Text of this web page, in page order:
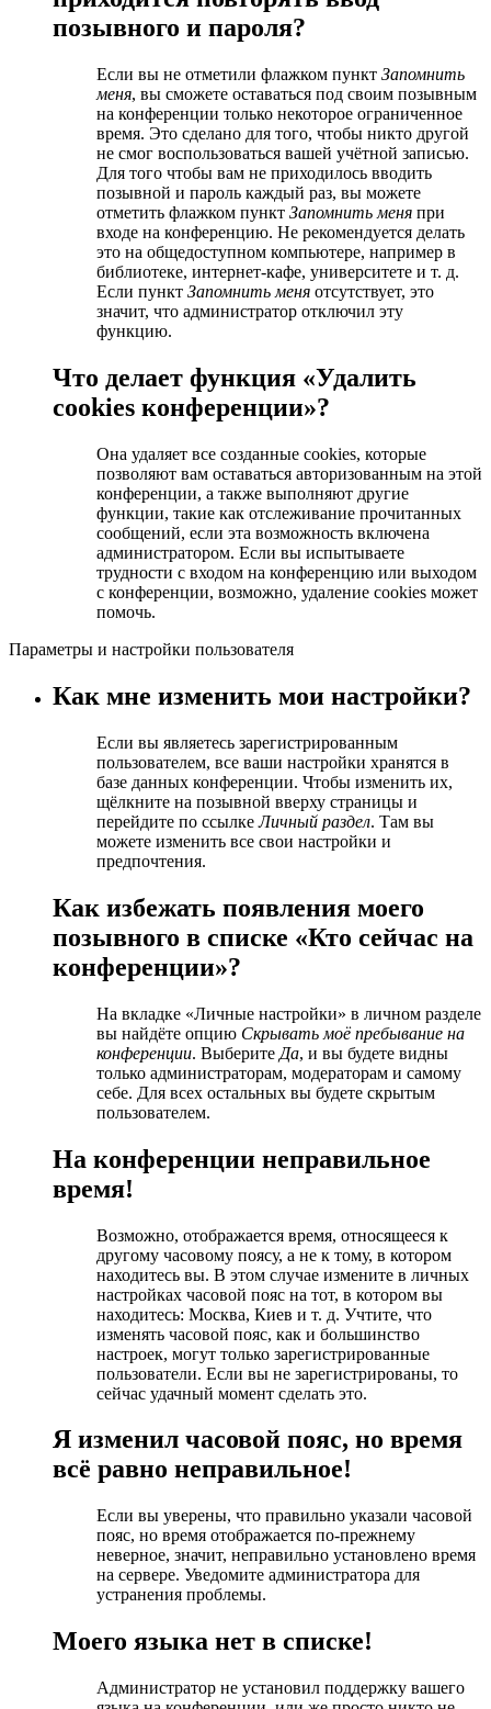
позывного и пароля?
Если вы не отметили флажком пункт Запомнить
меня, вы сможете оставаться под своим позывным
на конференции только некоторое ограниченное
время. Это сделано для того, чтобы никто другой
не смог воспользоваться вашей учётной записью.
Для того чтобы вам не приходилось вводить
позывной и пароль каждый раз, вы можете
отметить флажком пункт Запомнить меня при
входе на конференцию. Не рекомендуется делать
это на общедоступном компьютере, например в
библиотеке, интернет-кафе, университете и т. д.
Если пункт Запомнить меня отсутствует, это
значит, что администратор отключил эту
функцию.
Что делает функция «Удалить
cookies конференции»?
Она удаляет все созданные cookies, которые
позволяют вам оставаться авторизованным на этой
конференции, а также выполняют другие
функции, такие как отслеживание прочитанных
сообщений, если эта возможность включена
администратором. Если вы испытываете
трудности с входом на конференцию или выходом
с конференции, возможно, удаление cookies может
помочь.
Параметры и настройки пользователя
Как мне изменить мои настройки?
Если вы являетесь зарегистрированным
пользователем, все ваши настройки хранятся в
базе данных конференции. Чтобы изменить их,
щёлкните на позывной вверху страницы и
перейдите по ссылкеЛичный раздел. Там вы
можете изменить все свои настройки и
предпочтения.
Как избежать появления моего
позывного в списке «Кто сейчас на
конференции»?
На вкладке «Личные настройки» в личном разделе
вы найдёте опцию Скрывать моё пребывание на
конференции. Выберите Да, и вы будете видны
только администраторам, модераторам и самому
себе. Для всех остальных вы будете скрытым
пользователем.
На конференции неправильное
время!
Возможно, отображается время, относящееся к
другому часовому поясу, а не к тому, в котором
находитесь вы. В этом случае измените в личных
настройках часовой пояс на тот, в котором вы
находитесь: Москва, Киев и т. д. Учтите, что
изменять часовой пояс, как и большинство
настроек, могут только зарегистрированные
пользователи. Если вы не зарегистрированы, то
сейчас удачный момент сделать это.
Я изменил часовой пояс, но время
всё равно неправильное!
Если вы уверены, что правильно указали часовой
пояс, но время отображается по-прежнему
неверное, значит, неправильно установлено время
на сервере. Уведомите администратора для
устранения проблемы.
Моего языка нет в списке!
Администратор не установил поддержку вашего